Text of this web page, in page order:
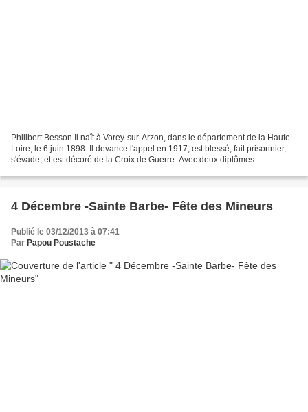
Philibert Besson Il naît à Vorey-sur-Arzon, dans le département de la Haute-
Loire, le 6 juin 1898. Il devance l'appel en 1917, est blessé, fait prisonnier,
s'évade, et est décoré de la Croix de Guerre. Avec deux diplômes
4 Décembre -Sainte Barbe- Fête des Mineurs
Publié le 03/12/2013 à 07:41
Par Papou Poustache